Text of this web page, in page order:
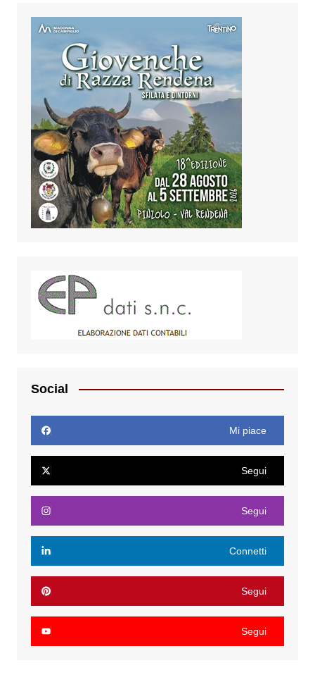
Social
Mi piace
Segui
Segui
Connetti
Segui
Segui